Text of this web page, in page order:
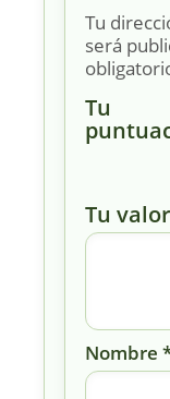
Tu
será
Tu
Tu
Nombre